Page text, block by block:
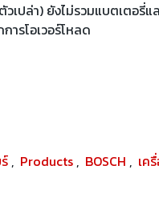
วเปล่า) ยังไม่รวมแบตเตอรี่แ
ารโอเวอร์โหลด
, Products , BOSCH , เค